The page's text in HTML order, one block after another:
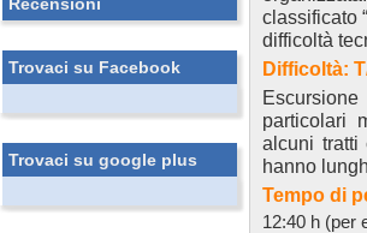
Trovaci su Facebook
Trovaci su google plus
classificato
difficoltà
Difficoltà:
particolari
alcuni tratti
hanno
Tempo di
12:40 h (per